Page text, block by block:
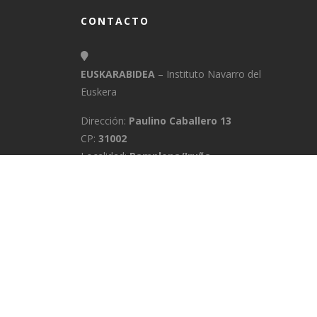
CONTACTO
EUSKARABIDEA – Instituto Navarro del
Euskera
Dirección: Paulino Caballero 13
CP: 31002
Localidad:Pamplona/Iruña